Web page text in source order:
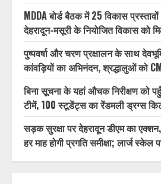
MDDA बोर्ड बैठक में 25 विकास
देहरादून-मसूरी के नियोजित विकास को
पुष्पवर्षा और चरण प्रक्षालन के साथ
कांवड़ियों का अभिनंदन, श्रद्धालुओं को
बिना सूचना के यहां औचक निरीक्षण को
टीमें, 100 स्टूडेंट्स का रेंडमली ड्रग्स
सड़क सुरक्षा पर देहरादून डीएम का
हर माह होगी प्रगति समीक्षा; लार्ज स्केल